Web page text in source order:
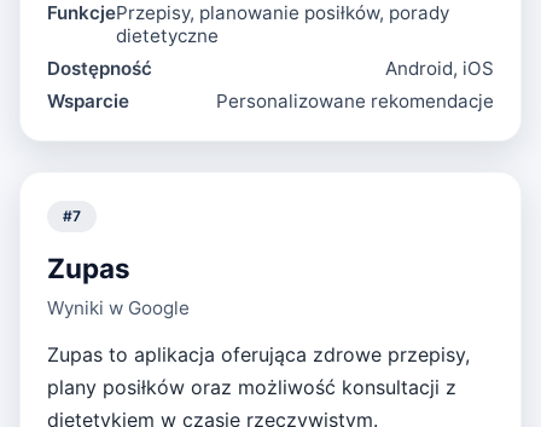
FunkcjePrzepisy, planowanie posiłków, porady
dietetyczne
Dostępność
Android, iOS
Wsparcie
Personalizowane rekomendacje
#7
Zupas
Wyniki w Google
Zupas to aplikacja oferująca zdrowe przepisy,
plany posiłków oraz możliwość konsultacji z
dietetykiem w czasie rzeczywistym.